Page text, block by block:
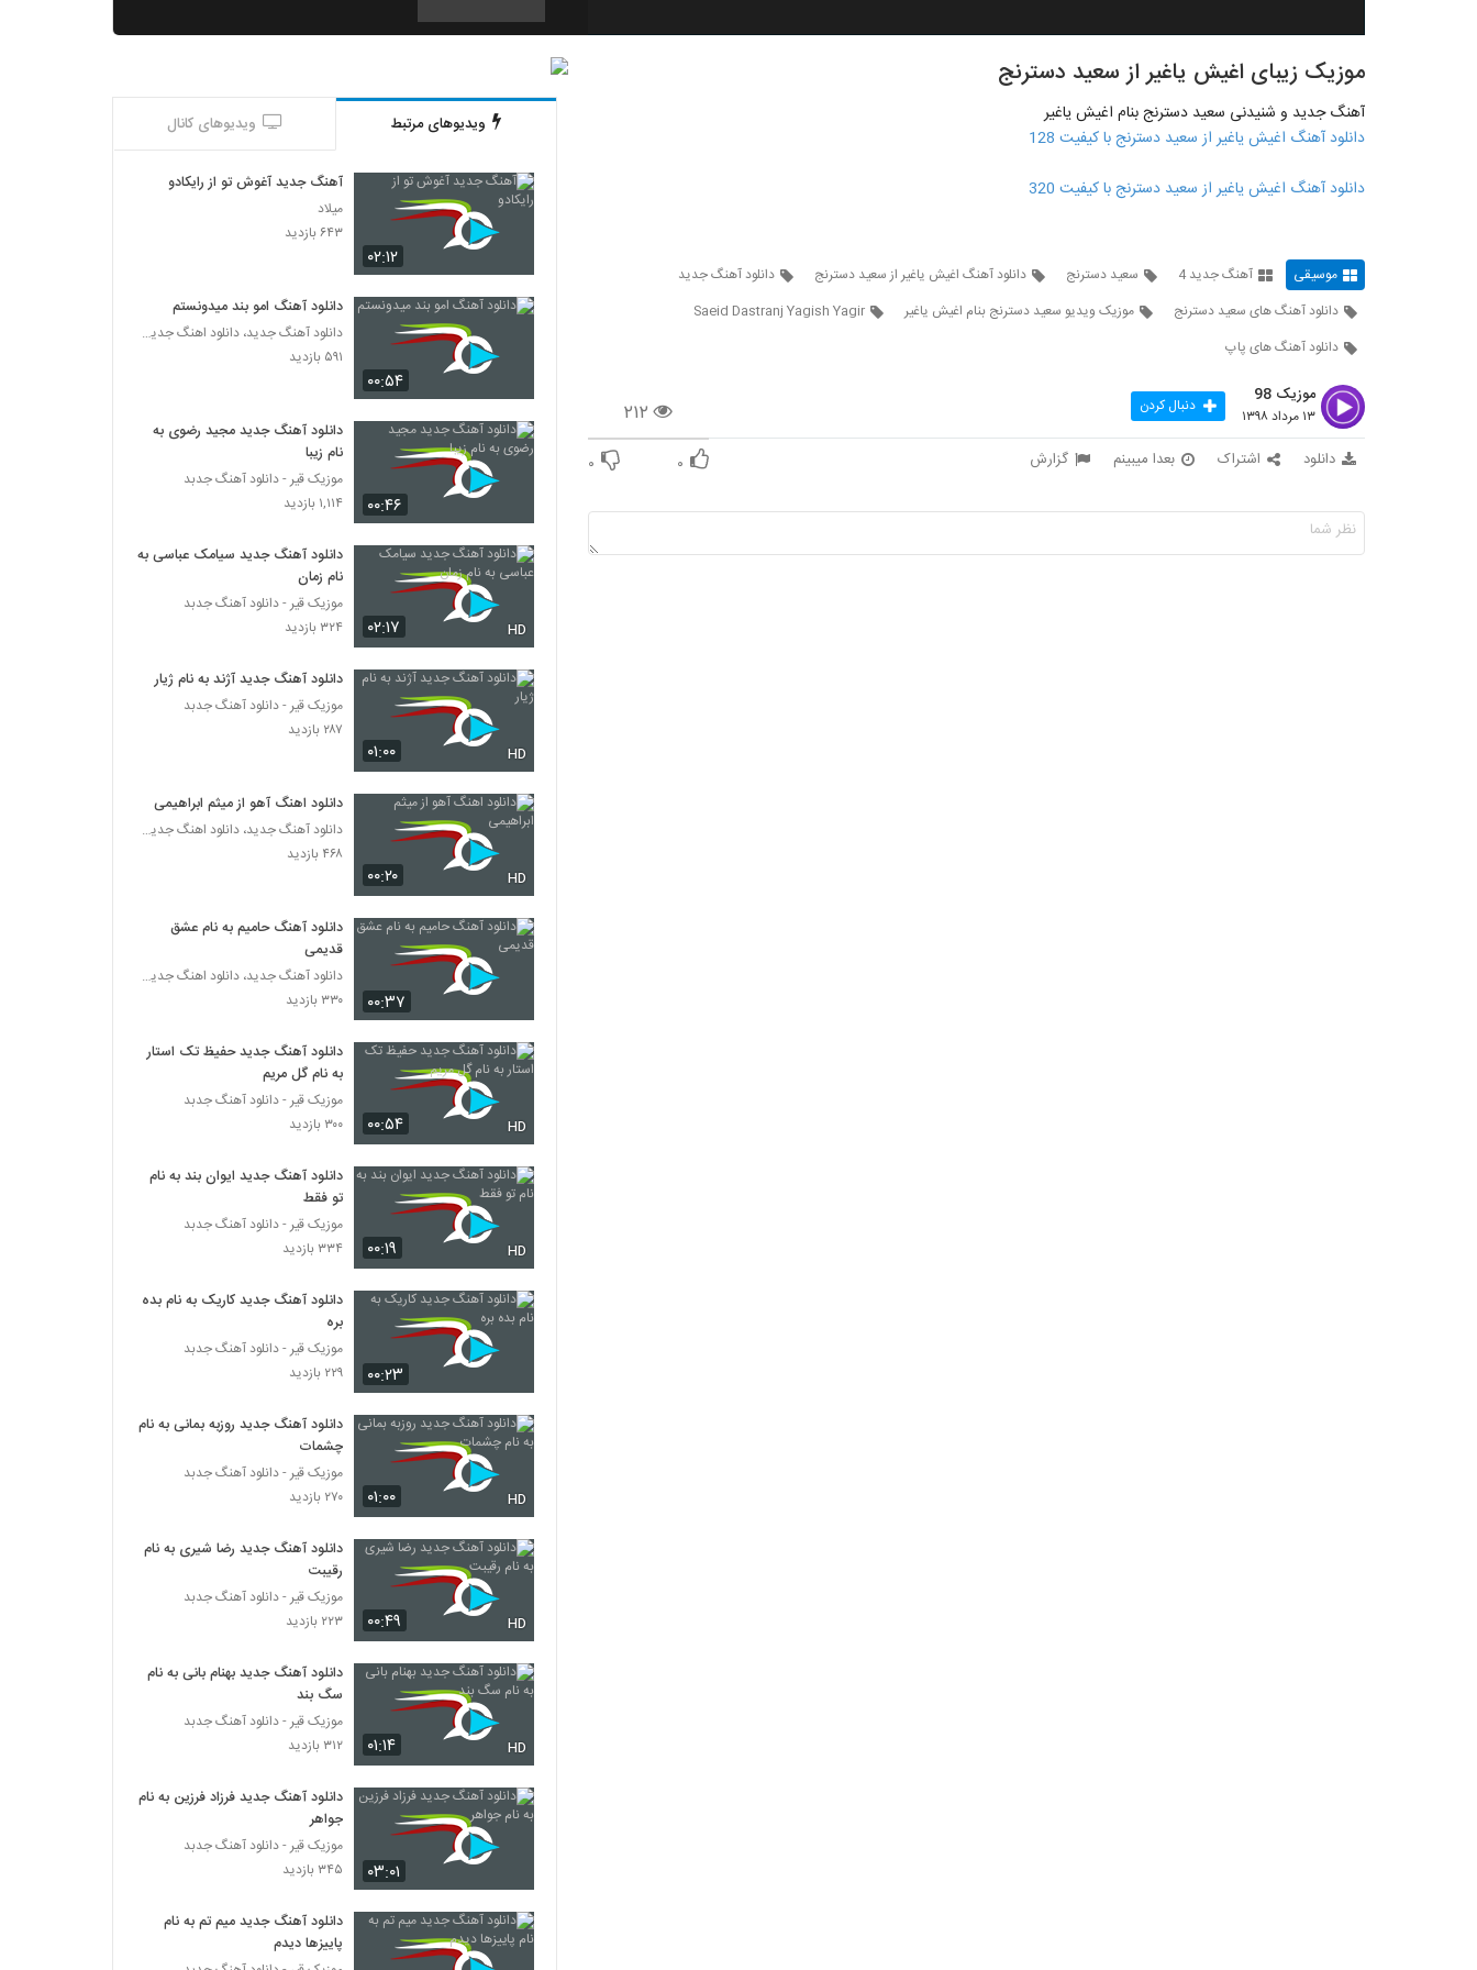
5271
دانلود آهنگ بردیا صابری آدم عاشق (Bardia
Saberi Adame Ashegh)
۲۰۳ بازدید
هادی سپاسی آهنگ نه نمیخوام
۲۴۰ بازدید
Bahador Ghavami Taskin
۲۰۳ بازدید
آهنگ کاش نمی دیدمش از رامین حضرتی(پاپ)
۲۳۱ بازدید
دانلود آهنگ امیر آریا در حصر
۲۰۰ بازدید
Majid Soltani In Del
موزیک زیبای پیاده رو از علی حنفی
۲۸۰ بازدید
اشکان کریم خانی آهنگ فاز غریب
دانلود آهنگ دیجی سایرون از دیجی سایرون
۲۵۶ بازدید
دانلود آهنگ جدید و زیبای مجتبی آدیان با نام
من برات هلاکم
Moeini Hamsafar)
۲۱۱ بازدید
موزیک زیبای دلتنگ از گروه گبه
۲۲۰ بازدید
دانلود آهنگ علی کوچولو سکوت 1
۲۰۴ بازدید
دانلود آهنگ فرهاد معرفی معجزه
۲۳۹ بازدید
دانلود آهنگ بگو چی شد از حسین حاتمی نیا
۲۲۴ بازدید
علی سفلی آهنگ دیوونه
۲۹۷ بازدید
موریساکت آهنگ روانی
۲۴۳ بازدید
Hosein Mohamadian Bargard Dobare
۲۱۰ بازدید
موزیک زیبای رنگ چشمات (به همراه مهدی
آذر) از مهدی حسینی
۲۸۰ بازدید
دانلود آهنگ قبل تو از امیرحسین میرعلایی
۲۴۱ بازدید
آهنگ رفت از عباس روستایی(پاپ)
۳۰۳ بازدید
موزیک زیبای اغیش یاغیر از سعید دسترنج
آهنگ جدید و شنیدنی سعید دسترنج بنام اغیش یاغیر
دانلود آهنگ اغیش یاغیر از سعید دسترنج با کیفیت 128
دانلود آهنگ اغیش یاغیر از سعید دسترنج با کیفیت 320
موسیقی آهنگ جدید 4 سعید دسترنج دانلود آهنگ اغیش یاغیر از سعید دسترنج
دانلود آهنگ جدید
دانلود آهنگ های سعید دسترنج
موزیک ویدیو سعید دسترنج بنام اغیش یاغیر
Saeid Dastranj Yagish Yagir
دانلود آهنگ های پاپ
۲۱۲
موزیک 98
۱۳ مرداد ۱۳۹۸ دنبال کردن
دانلود اشتراک بعدا میبینم گزارش ۰ ۰
ویدیوهای مرتبط ویدیوهای کانال
۰۲:۱۲
آهنگ جدید آغوش تو از رایکادو
میلاد
۶۴۳ بازدید
۰۰:۵۴
دانلود آهنگ امو بند میدونستم
دانلود آهنگ جدید، دانلود اهنگ جدید ایرانی
۵۹۱ بازدید
۰۰:۴۶
دانلود آهنگ جدید مجید رضوی به
نام زیبا
موزیک قیر - دانلود آهنگ جدبد
۱,۱۱۴ بازدید
۰۲:۱۷ HD
دانلود آهنگ جدید سیامک عباسی به
نام زمان
موزیک قیر - دانلود آهنگ جدبد
۳۲۴ بازدید
۰۱:۰۰ HD
دانلود آهنگ جدید آژند به نام ژیار
موزیک قیر - دانلود آهنگ جدبد
۲۸۷ بازدید
۰۰:۲۰ HD
دانلود اهنگ آهو از میثم ابراهیمی
دانلود آهنگ جدید، دانلود اهنگ جدید ایرانی
۴۶۸ بازدید
۰۰:۳۷
دانلود آهنگ حامیم به نام عشق
قدیمی
دانلود آهنگ جدید، دانلود اهنگ جدید ایرانی
۳۳۰ بازدید
۰۰:۵۴ HD
دانلود آهنگ جدید حفیظ تک استار
به نام گل مریم
موزیک قیر - دانلود آهنگ جدبد
۳۰۰ بازدید
۰۰:۱۹ HD
دانلود آهنگ جدید ایوان بند به نام
تو فقط
موزیک قیر - دانلود آهنگ جدبد
۳۳۴ بازدید
۰۰:۲۳
دانلود آهنگ جدید کاریک به نام بده
بره
موزیک قیر - دانلود آهنگ جدبد
۲۲۹ بازدید
۰۱:۰۰ HD
دانلود آهنگ جدید روزبه بمانی به نام
چشمات
موزیک قیر - دانلود آهنگ جدبد
۲۷۰ بازدید
۰۰:۴۹ HD
دانلود آهنگ جدید رضا شیری به نام
رقیبت
موزیک قیر - دانلود آهنگ جدبد
۲۲۳ بازدید
۰۱:۱۴ HD
دانلود آهنگ جدید بهنام بانی به نام
سگ بند
موزیک قیر - دانلود آهنگ جدبد
۳۱۲ بازدید
۰۳:۰۱
دانلود آهنگ جدید فرزاد فرزین به نام
جواهر
موزیک قیر - دانلود آهنگ جدبد
۳۴۵ بازدید
دانلود آهنگ جدید میم تم به نام
پاییزها دیدم